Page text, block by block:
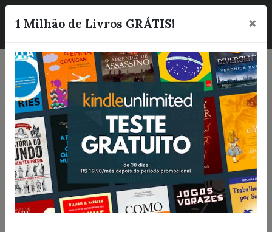
☰
1 Milhão de Livros GRÁTIS! ×